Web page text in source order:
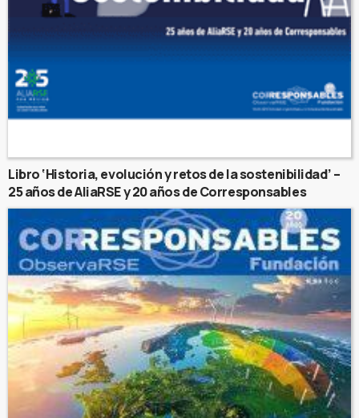
Libro ‘Historia, evolución y retos de la sostenibilidad’ –
25 años de AliaRSE y 20 años de Corresponsables